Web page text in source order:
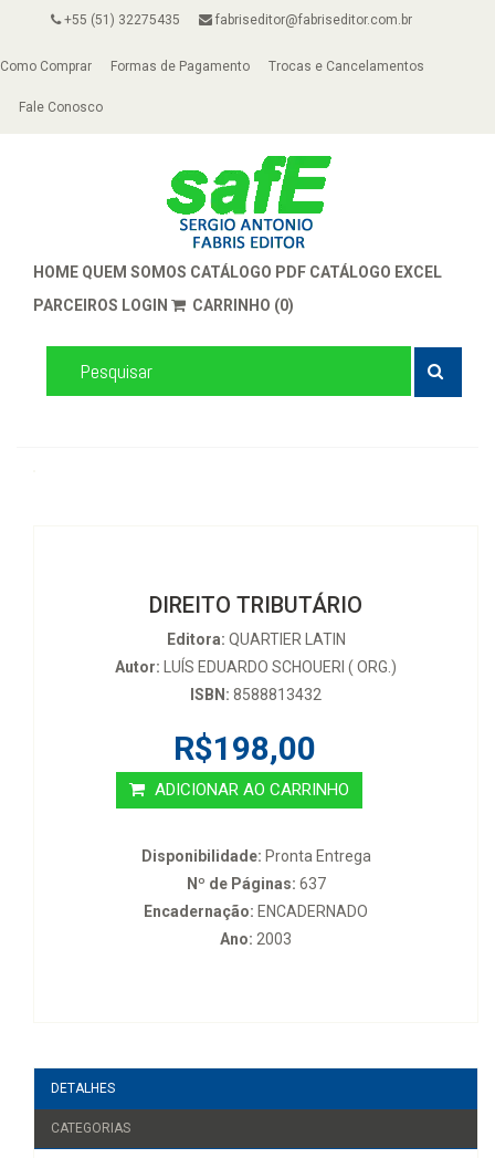
+55 (51) 32275435 fabriseditor@fabriseditor.com.br
Como Comprar Formas de Pagamento Trocas e Cancelamentos
Fale Conosco
HOME QUEM SOMOS CATÁLOGO PDF CATÁLOGO EXCEL
PARCEIROS LOGIN CARRINHO (0)
DIREITO TRIBUTÁRIO
Editora: QUARTIER LATIN
Autor: LUÍS EDUARDO SCHOUERI ( ORG.)
ISBN: 8588813432
R$198,00
ADICIONAR AO CARRINHO
Disponibilidade: Pronta Entrega
Nº de Páginas: 637
Encadernação: ENCADERNADO
Ano: 2003
DETALHES
CATEGORIAS